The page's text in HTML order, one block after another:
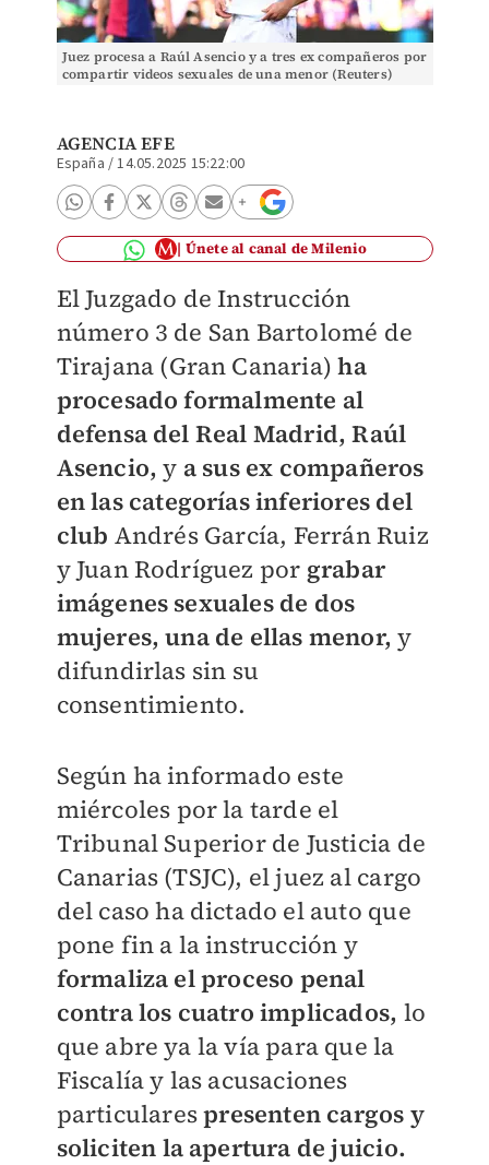
Juez procesa a Raúl Asencio y a tres ex compañeros por
compartir videos sexuales de una menor (Reuters)
AGENCIA EFE
España /14.05.2025 15:22:00
Únete al canal de Milenio
El Juzgado de Instrucción
número 3 de San Bartolomé de
Tirajana (Gran Canaria)ha
procesado formalmente al
defensa del Real Madrid, Raúl
Asencio, y a sus ex compañeros
en las categorías inferiores del
club Andrés García, Ferrán Ruiz
y Juan Rodríguez por grabar
imágenes sexuales de dos
mujeres, una de ellas menor, y
difundirlas sin su
consentimiento.
Según ha informado este
miércoles por la tarde el
Tribunal Superior de Justicia de
Canarias (TSJC), el juez al cargo
del caso ha dictado el auto que
pone fin a la instrucción y
formaliza el proceso penal
contra los cuatro implicados, lo
que abre ya la vía para que la
Fiscalía y las acusaciones
particularespresenten cargos y
soliciten la apertura de juicio.